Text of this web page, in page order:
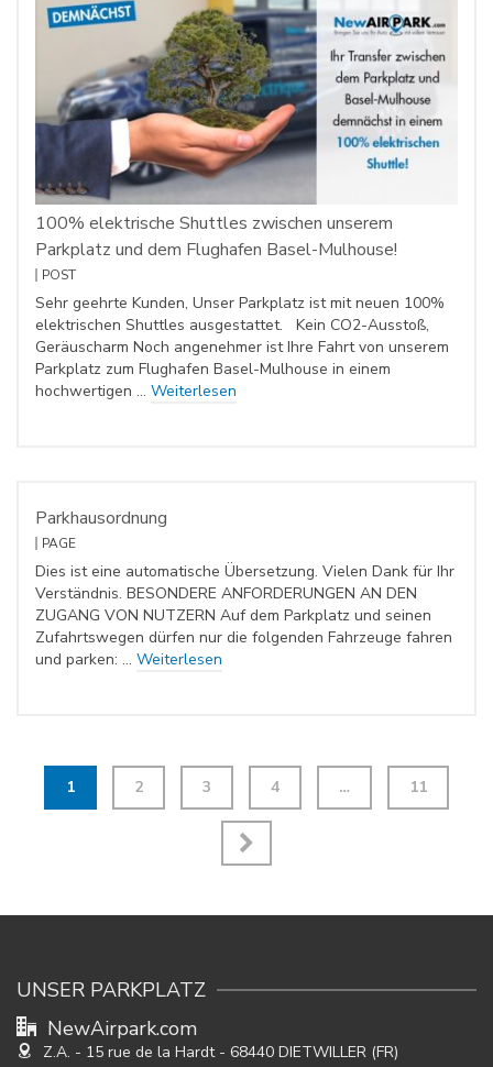
100% elektrische Shuttles zwischen unserem
Parkplatz und dem Flughafen Basel-Mulhouse!
POST
Sehr geehrte Kunden, Unser Parkplatz ist mit neuen 100%
elektrischen Shuttles ausgestattet. Kein CO2-Ausstoß,
Geräuscharm Noch angenehmer ist Ihre Fahrt von unserem
Parkplatz zum Flughafen Basel-Mulhouse in einem
hochwertigen … Weiterlesen
Parkhausordnung
PAGE
Dies ist eine automatische Übersetzung. Vielen Dank für Ihr
Verständnis. BESONDERE ANFORDERUNGEN AN DEN
ZUGANG VON NUTZERN Auf dem Parkplatz und seinen
Zufahrtswegen dürfen nur die folgenden Fahrzeuge fahren
und parken: … Weiterlesen
1 2 3 4 … 11
UNSER PARKPLATZ
NewAirpark.com
Z.A. - 15 rue de la Hardt - 68440 DIETWILLER (FR)